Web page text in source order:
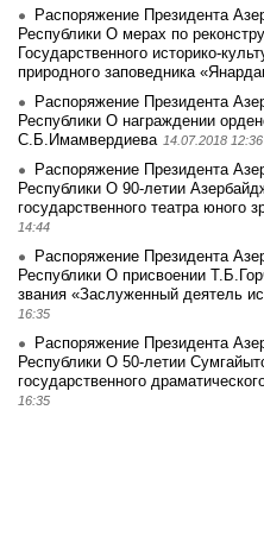
Распоряжение Президента
Республики О мерах по
Государственного историко-
природного заповедника
Распоряжение Президента
Республики О награждении
С.Б.Имамвердиева 14.07.2018 12:36
Распоряжение Президента
Республики О 90-летии
государственного театра юного
14:44
Распоряжение Президента
Республики О присвоении
звания «Заслуженный деятель
16:35
Распоряжение Президента
Республики О 50-летии
государственного
16:35